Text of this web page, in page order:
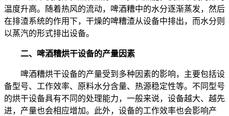
温度升高。随着热风的流动，啤酒糟中的水分逐渐蒸发，然后
在排渣系统的作用下，干燥的啤糟渣从设备中排出，而水分则
以蒸汽的形式排出设备。
二、啤酒糟烘干设备的产量因素
啤酒糟烘干设备的产量受到多种因素的影响，主要包括设
备型号、工作效率、原料水分含量、热源稳定性等。不同型号
的烘干设备具有不同的处理能力，一般来说，设备越大、越先
进，产量也会相应增加。此外，设备的工作效率也会影响产